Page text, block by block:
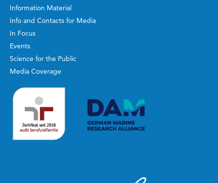
Information Material
Info and Contacts for Media
In Focus
Events
Science for the Public
Media Coverage